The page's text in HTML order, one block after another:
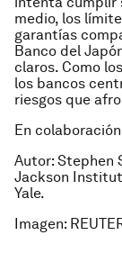
medio, los
garantías
Banco del
claros. Como
los bancos
riesgos que
En
Autor: Stephen
Jackson
Yale.
Imagen: